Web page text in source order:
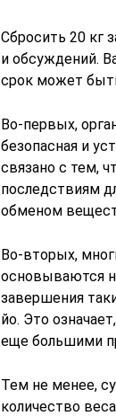
Сбросить 20 кг
и обсуждений.
срок может
Во-первых,
безопасная и
связано с тем,
последствиям
обменом
Во-вторых,
основываются
завершения
йо. Это
еще большими
Тем не менее,
количество